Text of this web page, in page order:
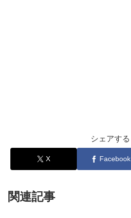
シェアする
X Facebook
関連記事